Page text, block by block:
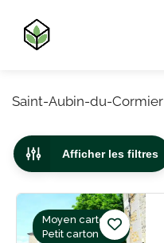
Saint-Aubin-du-Cormier
Afficher les filtres
Moyen carton,
Petit carton